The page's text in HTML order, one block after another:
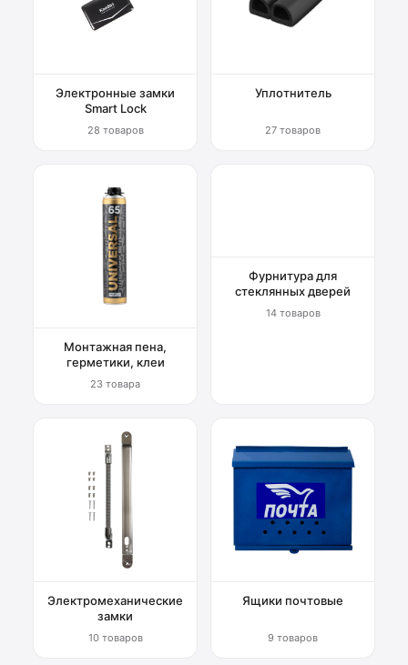
Электронные замки
Smart Lock
28 товаров
Уплотнитель
27 товаров
Монтажная пена,
герметики, клеи
23 товара
Фурнитура для
стеклянных дверей
14 товаров
Электромеханические
замки
10 товаров
Ящики почтовые
9 товаров